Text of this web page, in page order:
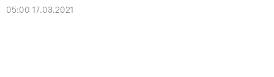
05:00 17.03.2021